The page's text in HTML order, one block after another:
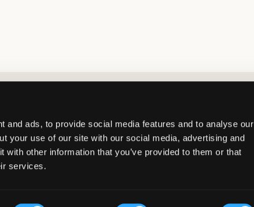
and ads, to provide social media features and to analyse our
your use of our site with our social media, advertising and
other information that you’ve provided to them or that
services.